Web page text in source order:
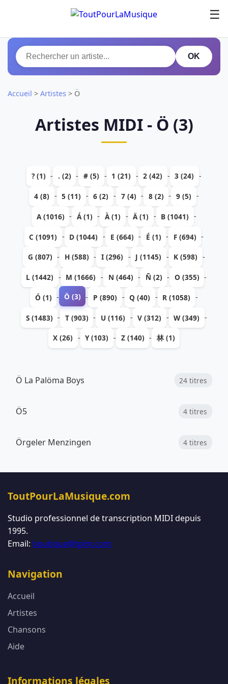
☰
OK
Accueil > Artistes > Ö
Artistes MIDI - Ö (3)
? (1) - . (2) - # (5) - 1 (21) - 2 (42) - 3 (24) -
4 (8) - 5 (11) - 6 (2) - 7 (4) - 8 (2) - 9 (5) -
A (1016) - Á (1) - À (1) - Ä (1) - B (1041) -
C (1091) - D (1044) - E (664) - É (1) - F (694) -
G (807) - H (588) - I (296) - J (1145) - K (598) -
L (1442) - M (1666) - N (464) - Ñ (2) - O (355) -
Ó (1) - Ö (3) - P (890) - Q (40) - R (1058) -
S (1483) - T (903) - U (116) - V (312) - W (349) -
X (26) - Y (103) - Z (140) - 林 (1)
Ö La Palöma Boys 24 titres
Ö5 4 titres
Örgeler Menzingen 4 titres
ToutPourLaMusique.com
Studio professionnel de transcription MIDI depuis
1995.
Email: boutique@tplm.com
Navigation
Accueil
Artistes
Chansons
Aide
Informations légales